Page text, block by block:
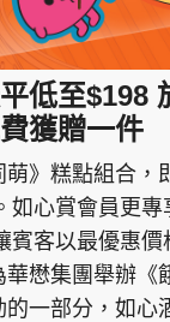
低至$198
獲贈一件
萌》糕點組合，
如心賞會員更專
賓客以最優惠價
華懋集團舉辦《
的一部分，如心